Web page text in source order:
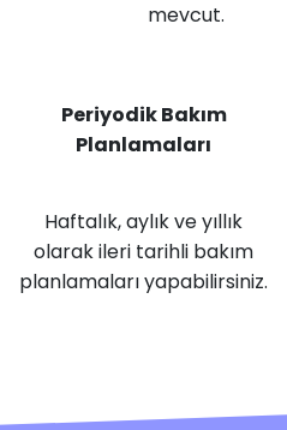
mevcut.
Periyodik Bakım
Planlamaları
Haftalık, aylık ve yıllık
olarak ileri tarihli bakım
planlamaları yapabilirsiniz.